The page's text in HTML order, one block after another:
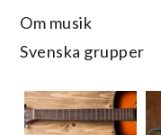
Om musik
Svenska grupper